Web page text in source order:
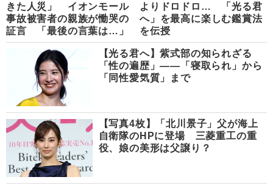
きた人災」 イオンモール
事故被害者の親族が慟哭の
証言 「最後の言葉は…」
よりドロドロ… 「光る君
へ」を最高に楽しむ鑑賞法
を伝授
【光る君へ】紫式部の知られざる
「性の遍歴」――「寝取られ」から
「同性愛気質」まで
【写真4枚】「北川景子」父が海上
自衛隊のHPに登場 三菱重工の重
役、娘の美形は父譲り？